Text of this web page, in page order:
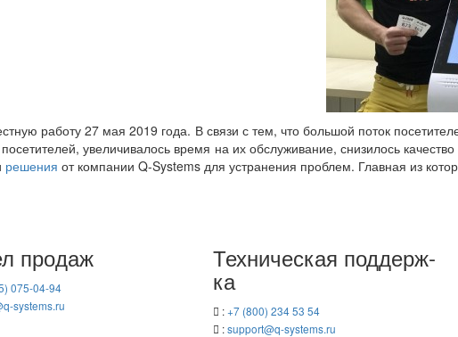
ра­бо­ту 27 мая 2019 года. В связи с тем, что боль­шой поток
уве­ли­чи­ва­лось время на их об­слу­жи­ва­ние, сни­зи­лось
ре­ше­ния от ком­па­нии Q-​Systems для устра­не­ния про­блем. Глав­ная из
про­даж
075-04-94
​systems.ru
Тех­ни­че­ская под­держ­
ка
:+7 (800) 234 53 54
:support@q-​systems.ru